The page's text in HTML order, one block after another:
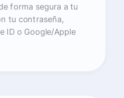
forma segura a tu
tu contraseña,
ID o Google/Apple